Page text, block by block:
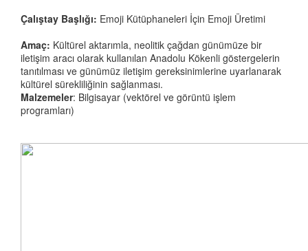
Çalıştay Başlığı: Emoji Kütüphaneleri İçin Emoji Üretimi
Amaç: Kültürel aktarımla, neolitik çağdan günümüze bir
iletişim aracı olarak kullanılan Anadolu Kökenli göstergelerin
tanıtılması ve günümüz iletişim gereksinimlerine uyarlanarak
kültürel sürekliliğinin sağlanması.
Malzemeler: Bilgisayar (vektörel ve görüntü işlem
programları)